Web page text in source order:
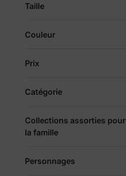
Taille
Couleur
Prix
Catégorie
Collections assorties pour
la famille
Personnages